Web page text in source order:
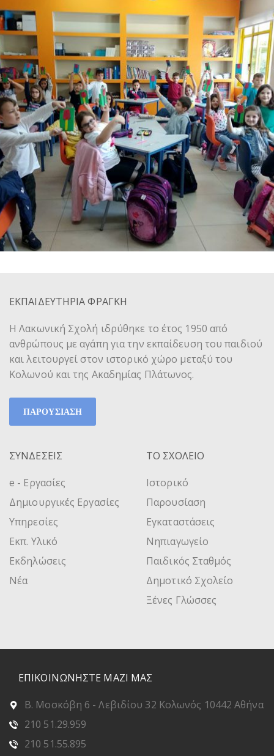
ΕΚΠΑΙΔΕΥΤΗΡΙΑ ΦΡΑΓΚΗ
Η Λακωνική Σχολή ιδρύθηκε το έτος 1950 από
ανθρώπους με αγάπη για την εκπαίδευση του παιδιού
και λειτουργεί στον ιστορικό χώρο μεταξύ του
Κολωνού και της Ακαδημίας Πλάτωνος.
ΠΑΡΟΥΣΙΑΣΗ
ΣΥΝΔΕΣΕΙΣ
e - Εργασίες
Δημιουργικές Εργασίες
Υπηρεσίες
Εκπ. Υλικό
Εκδηλώσεις
Νέα
ΤΟ ΣΧΟΛΕΙΟ
Ιστορικό
Παρουσίαση
Εγκαταστάσεις
Νηπιαγωγείο
Παιδικός Σταθμός
Δημοτικό Σχολείο
Ξένες Γλώσσες
ΕΠΙΚΟΙΝΩΝΗΣΤΕ ΜΑΖΙ ΜΑΣ
Β. Μοσκόβη 6 - Λεβιδίου 32 Κολωνός 10442 Αθήνα
210 51.29.959
210 51.55.895